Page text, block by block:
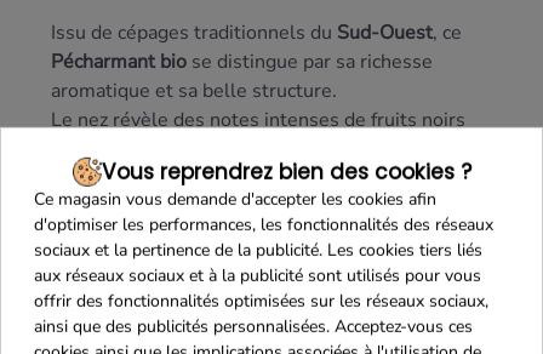
Issu de cépages traditionnels du Sud-Ouest, ce
Pécharmant bio se distingue par sa richesse
aromatique et sa belle structure.
Le nez révèle des notes intenses de fruits noirs
touches épicées et légèrement boisées.
En bouche, il offre une matière ample et
généreuse, soutenue par des tanins élégants et
une belle longueur.
Ce vin rouge bio de Pécharmantaccompagne
parfaitement les viandes rouges, plats en sauce,
Vous reprendrez bien des cookies ?
Ce magasin vous demande d'accepter les cookies afin
d'optimiser les performances, les fonctionnalités des réseaux
sociaux et la pertinence de la publicité. Les cookies tiers liés
aux réseaux sociaux et à la publicité sont utilisés pour vous
offrir des fonctionnalités optimisées sur les réseaux sociaux,
ainsi que des publicités personnalisées. Acceptez-vous ces